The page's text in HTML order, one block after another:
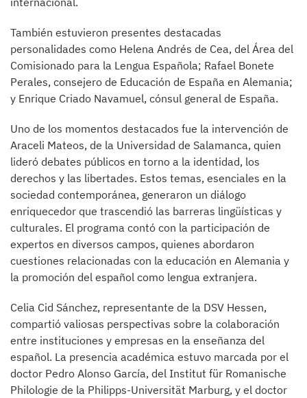
También estuvieron presentes destacadas
personalidades como Helena Andrés de Cea, del Área del
Comisionado para la Lengua Española; Rafael Bonete
Perales, consejero de Educación de España en Alemania;
y Enrique Criado Navamuel, cónsul general de España.
Uno de los momentos destacados fue la intervención de
Araceli Mateos, de la Universidad de Salamanca, quien
lideró debates públicos en torno a la identidad, los
derechos y las libertades. Estos temas, esenciales en la
sociedad contemporánea, generaron un diálogo
enriquecedor que trascendió las barreras lingüísticas y
culturales. El programa contó con la participación de
expertos en diversos campos, quienes abordaron
cuestiones relacionadas con la educación en Alemania y
la promoción del español como lengua extranjera.
Celia Cid Sánchez, representante de la DSV Hessen,
compartió valiosas perspectivas sobre la colaboración
entre instituciones y empresas en la enseñanza del
español. La presencia académica estuvo marcada por el
doctor Pedro Alonso García, del Institut für Romanische
Philologie de la Philipps-Universität Marburg, y el doctor